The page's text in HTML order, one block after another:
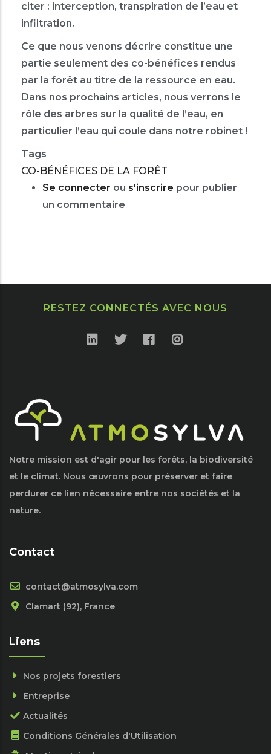
citer : interception, transpiration de l’eau et
infiltration.
Ce que nous venons décrire constitue une
partie seulement des co-bénéfices rendus
par la forêt au titre de la ressource en eau.
Dans nos prochains articles, nous verrons le
rôle des arbres sur la qualité de l’eau, en
particulier l’eau qui coule dans notre robinet !
Tags
CO-BÉNÉFICES DE LA FORÊT
Se connecter ou s'inscrire pour publier
un commentaire
RESTEZ CONNECTÉS AVEC NOUS
Notre mission est d'agir pour les forêts, la biodiversité
et le climat. Nous œuvrons pour préserver et faire
perdurer ce lien nécessaire entre nos sociétés et la
nature.
Contact
contact@atmosylva.com
Clamart (92), France
Liens
Nos projets forestiers
Entreprise
Actualités
Conditions Générales d'Utilisation